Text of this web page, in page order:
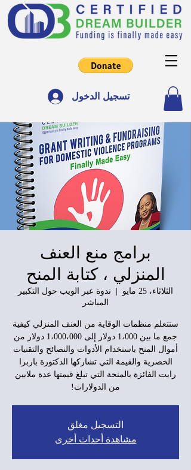
تسجيل الدخول
برامج منع العنف
المنزلي ، كتابة المنح
الثلاثاء، 25 مايو
  |
ندوة عبر الويب حول التكبير
المباشر
ستتعلم منظمات الوقاية من العنف المنزلي كيفية
جمع ما بين 1،000 دولار إلى 1،000،000 دولار من
أموال المنح باستخدام الأدوات والنصائح والتقنيات
الحصرية والقيمة التي تشاركها الدكتورة باربرا
رايت الفائزة بالمنحة التي تبلغ قيمتها عدة ملايين
من الدولارات!
التسجيل مغلق
مشاهدة أحداث أخرى